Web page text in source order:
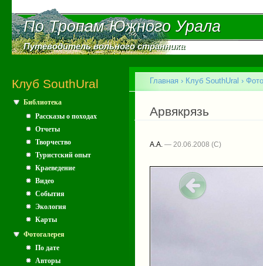
По Тропам Южного Урала
По Тропам Южного Урала
Путеводитель вольного странника
Путеводитель вольного странника
Клуб SouthUral
Библиотека
Рассказы о походах
Отчеты
Творчество
Туристский опыт
Краеведение
Видео
События
Экология
Карты
Фотогалерея
По дате
Авторы
Вы здесь
Главная › Клуб SouthUral ›
Арвякрязь
A.A. — 20.06.2008